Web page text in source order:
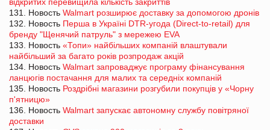
131. Новость Walmart розширює доставку за допомогою дронів
132. Новость Перша в Україні DTR-угода (Direct-to-retail) для
бренду "Щенячий патруль" з мережею EVA
133. Новость «Топи» найбільших компаній влаштували
найбільший за багато років розпродаж акцій
134. Новость Walmart запроваджує програму фінансування
ланцюгів постачання для малих та середніх компаній
135. Новость Роздрібні магазини розгубили покупців у «Чорну
п'ятницю»
136. Новость Walmart запускає автономну службу повітряної
доставки